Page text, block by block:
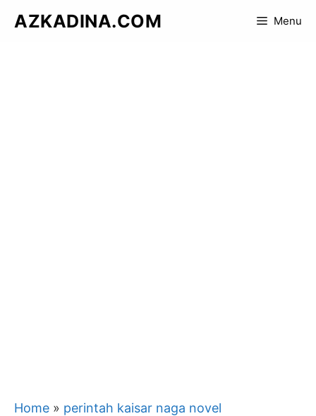
AZKADINA.COM Menu
Home » perintah kaisar naga novel